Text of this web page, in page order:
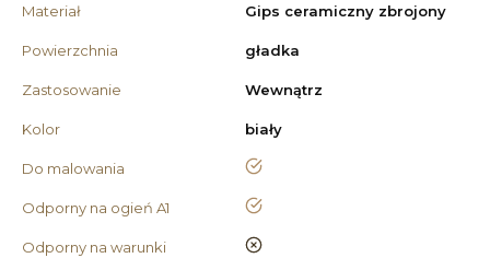
Materiał Gips ceramiczny zbrojony
Powierzchnia gładka
Zastosowanie Wewnątrz
Kolor biały
Do malowania tak
Odporny na ogień A1 tak
Odporny na warunki
nie